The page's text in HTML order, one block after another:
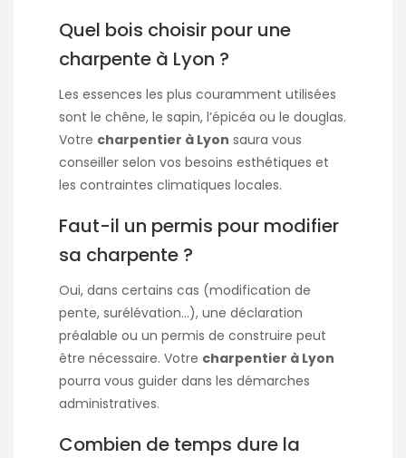
Quel bois choisir pour une
charpente à Lyon ?
Les essences les plus couramment utilisées
sont le chêne, le sapin, l’épicéa ou le douglas.
Votre charpentier à Lyon saura vous
conseiller selon vos besoins esthétiques et
les contraintes climatiques locales.
Faut-il un permis pour modifier
sa charpente ?
Oui, dans certains cas (modification de
pente, surélévation…), une déclaration
préalable ou un permis de construire peut
être nécessaire. Votre charpentier à Lyon
pourra vous guider dans les démarches
administratives.
Combien de temps dure la